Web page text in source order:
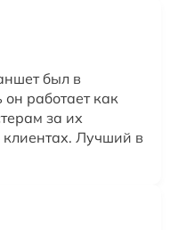
был в
работает как
за их
клиентах. Лучший в